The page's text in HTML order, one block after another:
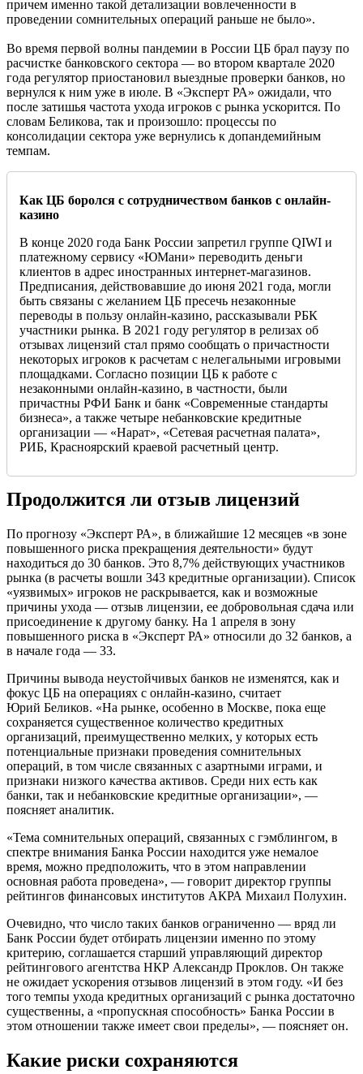
причем именно такой детализации вовлеченности в
проведении сомнительных операций раньше не было».
Во время первой волны пандемии в России ЦБ брал паузу по
расчистке банковского сектора — во втором квартале 2020
года регулятор приостановил выездные проверки банков, но
вернулся к ним уже в июле. В «Эксперт РА» ожидали, что
после затишья частота ухода игроков с рынка ускорится. По
словам Беликова, так и произошло: процессы по
консолидации сектора уже вернулись к допандемийным
темпам.
Как ЦБ боролся с сотрудничеством банков с онлайн-
казино
В конце 2020 года Банк России запретил группе QIWI и
платежному сервису «ЮМани» переводить деньги
клиентов в адрес иностранных интернет-магазинов.
Предписания, действовавшие до июня 2021 года, могли
быть связаны с желанием ЦБ пресечь незаконные
переводы в пользу онлайн-казино, рассказывали РБК
участники рынка. В 2021 году регулятор в релизах об
отзывах лицензий стал прямо сообщать о причастности
некоторых игроков к расчетам с нелегальными игровыми
площадками. Согласно позиции ЦБ к работе с
незаконными онлайн-казино, в частности, были
причастны РФИ Банк и банк «Современные стандарты
бизнеса», а также четыре небанковские кредитные
организации — «Нарат», «Сетевая расчетная палата»,
РИБ, Красноярский краевой расчетный центр.
Продолжится ли отзыв лицензий
По прогнозу «Эксперт РА», в ближайшие 12 месяцев «в зоне
повышенного риска прекращения деятельности» будут
находиться до 30 банков. Это 8,7% действующих участников
рынка (в расчеты вошли 343 кредитные организации). Список
«уязвимых» игроков не раскрывается, как и возможные
причины ухода — отзыв лицензии, ее добровольная сдача или
присоединение к другому банку. На 1 апреля в зону
повышенного риска в «Эксперт РА» относили до 32 банков, а
в начале года — 33.
Причины вывода неустойчивых банков не изменятся, как и
фокус ЦБ на операциях с онлайн-казино, считает
Юрий Беликов. «На рынке, особенно в Москве, пока еще
сохраняется существенное количество кредитных
организаций, преимущественно мелких, у которых есть
потенциальные признаки проведения сомнительных
операций, в том числе связанных с азартными играми, и
признаки низкого качества активов. Среди них есть как
банки, так и небанковские кредитные организации», —
поясняет аналитик.
«Тема сомнительных операций, связанных с гэмблингом, в
спектре внимания Банка России находится уже немалое
время, можно предположить, что в этом направлении
основная работа проведена», — говорит директор группы
рейтингов финансовых институтов АКРА Михаил Полухин.
Очевидно, что число таких банков ограниченно — вряд ли
Банк России будет отбирать лицензии именно по этому
критерию, соглашается старший управляющий директор
рейтингового агентства НКР Александр Проклов. Он также
не ожидает ускорения отзывов лицензий в этом году. «И без
того темпы ухода кредитных организаций с рынка достаточно
существенны, а «пропускная способность» Банка России в
этом отношении также имеет свои пределы», — поясняет он.
Какие риски сохраняются